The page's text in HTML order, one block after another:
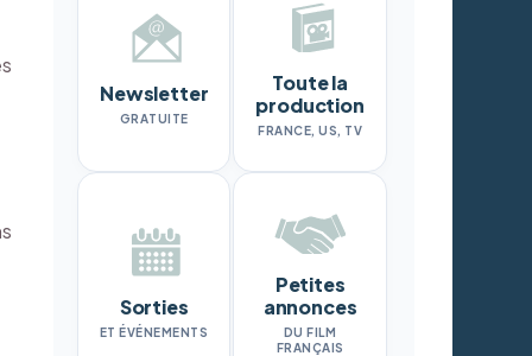
Newsletter
GRATUITE
Toute la
production
FRANCE, US, TV
Sorties
ET ÉVÉNEMENTS
Petites
annonces
DU FILM
FRANÇAIS